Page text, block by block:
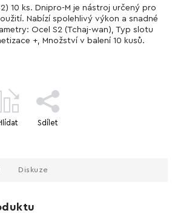
10 ks. Dnipro-M je nástroj určený pro
Nabízí spolehlivý výkon a snadné
Ocel S2 (Tchaj-wan), Typ slotu
+, Množství v balení 10 kusů.
Sdílet
Diskuze